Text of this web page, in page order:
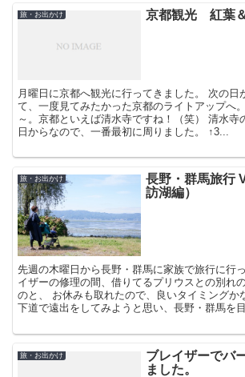
旅・お出かけ 京都観光 紅葉
月曜日に京都へ観光に行ってきました。 次の日
て、一度見てみたかった京都のライトアップへ
～。京都といえば清水寺ですね！（笑） 清水寺
日からなので、一番最初に周りました。 ↑3...
旅・お出かけ
長野・群馬旅行
訪湖編）
先週の木曜日から長野・群馬に家族で旅行に行
イザーの修理の間、借りてるプリウスとの別れ
のと、 お休みも取れたので、良いタイミングか
下道で遠出をしてみようと思い、長野・群馬を
旅・お出かけ
ブレイザーでバ
ました。